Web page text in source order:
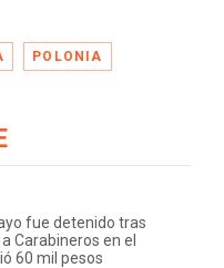
POLONIA
fue detenido tras
Carabineros en el
60 mil pesos